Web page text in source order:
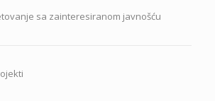
sa zainteresiranom javnošću